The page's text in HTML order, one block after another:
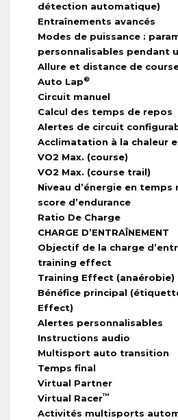
détection automatique)
Entraînements avancés
Modes de puissance :
personnalisables pendant
Allure et distance de course
Auto Lap®
Circuit manuel
Calcul des temps de repos
Alertes de circuit
Acclimatation à la chaleur
VO2 Max. (course)
VO2 Max. (course trail)
Niveau d’énergie en temps
score d’endurance
Ratio De Charge
CHARGE D’ENTRAÎNEMENT
Objectif de la charge
training effect
Training Effect (anaérobie)
Bénéfice principal
Effect)
Alertes personnalisables
Instructions audio
Multisport auto transition
Temps final
Virtual Partner
Virtual Racer™
Activités multisports